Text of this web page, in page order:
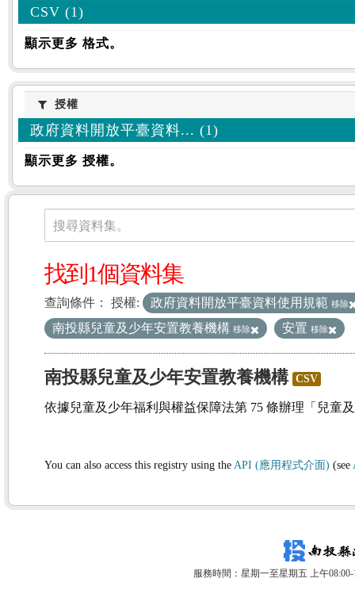
CSV (1)
顯示更多 格式。
授權授權
政府資料開放平臺資料... (1)
顯示更多 授權。
資料集
搜尋資料集。
找到1個資料集
查詢條件： 授權: 政府資料開放平臺資料使用規範 移除
南投縣兒童及少年安置教養機構 移除 安置 移除
南投縣兒童及少年安置教養機構 CSV
依據兒童及少年福利與權益保障法第 75 條辦理「兒童
You can also access this registry using the API (應用程式介面) (see
服務時間：星期一至星期五 上午